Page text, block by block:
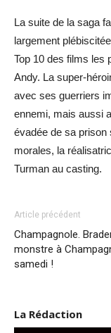
La suite de la saga
largement
Top 10 des films les
Andy. La super-
avec ses guerriers
ennemi, mais aussi
évadée de sa prison
morales, la
Turman au casting.
Article précédent
Champagnole.
monstre à
samedi !
La Rédaction